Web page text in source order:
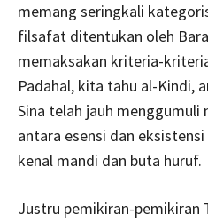
memang seringkali
filsafat ditentukan oleh
memaksakan kriteria-
Padahal, kita tahu al-Kindi,
Sina telah jauh menggumuli
antara esensi dan
kenal mandi dan buta huruf.
Justru pemikiran-pemikiran